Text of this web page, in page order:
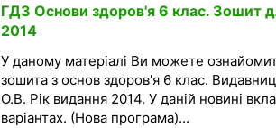
ГДЗ Основи здоров'я 6 клас. Зошит
2014
У даному матеріалі Ви можете
зошита з основ здоров'я 6 клас.
О.В. Рік видання 2014. У даній новині
варіантах. (Нова програма)...